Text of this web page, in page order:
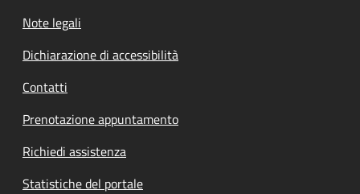
Note legali
Dichiarazione di accessibilità
Contatti
Prenotazione appuntamento
Richiedi assistenza
Statistiche del portale